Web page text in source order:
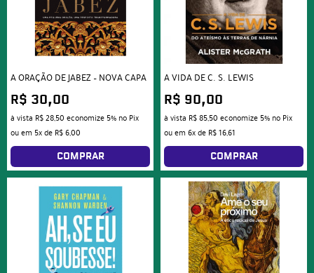
A ORAÇÃO DE JABEZ – NOVA CAPA
R$ 30,00
à vista R$ 28,50 economize 5% no Pix
ou em 5xde R$ 6,00
COMPRAR
A VIDA DE C. S. LEWIS
R$ 90,00
à vista R$ 85,50 economize 5% no Pix
ou em 6xde R$ 16,61
COMPRAR